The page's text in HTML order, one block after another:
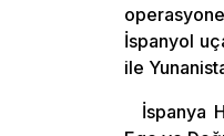
İspanyol
ile
İspanya